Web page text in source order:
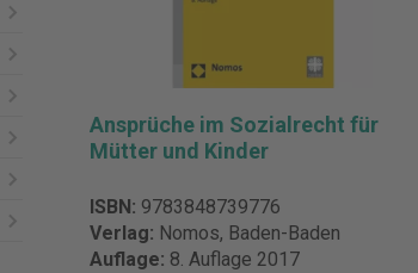
Ansprüche im Sozialrecht für
Mütter und Kinder
ISBN: 9783848739776
Verlag: Nomos, Baden-Baden
Auflage: 8. Auflage 2017